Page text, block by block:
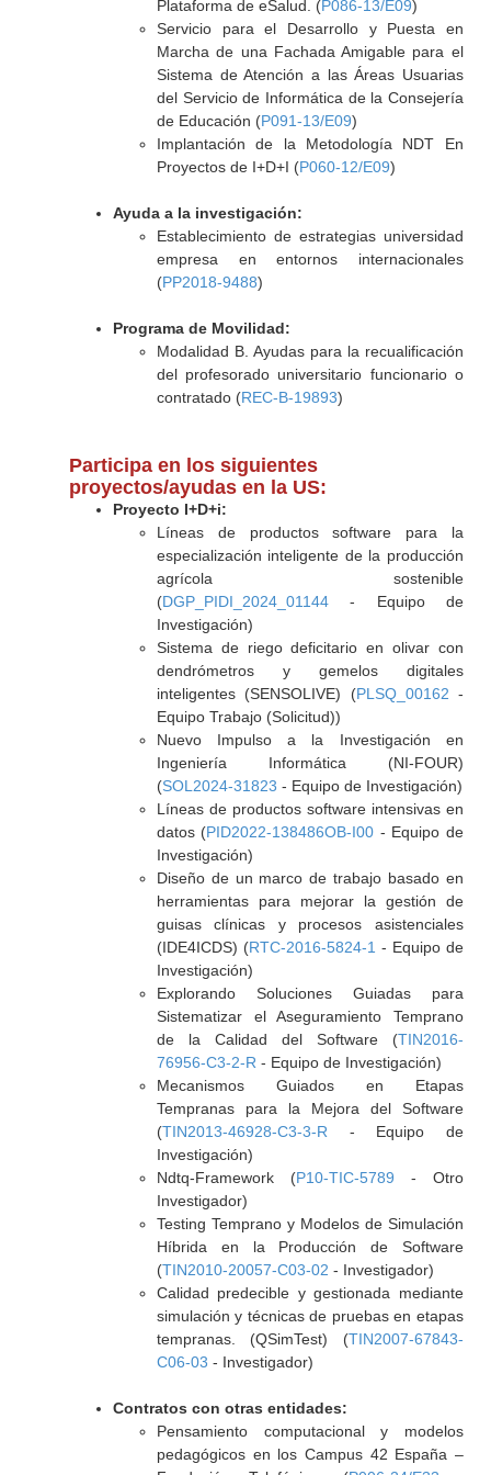
Plataforma de eSalud. (P086-13/E09)
Servicio para el Desarrollo y Puesta en
Marcha de una Fachada Amigable para el
Sistema de Atención a las Áreas Usuarias
del Servicio de Informática de la Consejería
de Educación (P091-13/E09)
Implantación de la Metodología NDT En
Proyectos de I+D+I (P060-12/E09)
Ayuda a la investigación:
Establecimiento de estrategias universidad
empresa en entornos internacionales
(PP2018-9488)
Programa de Movilidad:
Modalidad B. Ayudas para la recualificación
del profesorado universitario funcionario o
contratado (REC-B-19893)
Participa en los siguientes
proyectos/ayudas en la US:
Proyecto I+D+i:
Líneas de productos software para la
especialización inteligente de la producción
agrícola sostenible
(DGP_PIDI_2024_01144- Equipo de
Investigación)
Sistema de riego deficitario en olivar con
dendrómetros y gemelos digitales
inteligentes (SENSOLIVE) (PLSQ_00162 -
Equipo Trabajo (Solicitud))
Nuevo Impulso a la Investigación en
Ingeniería Informática (NI-FOUR)
(SOL2024-31823 - Equipo de Investigación)
Líneas de productos software intensivas en
datos (PID2022-138486OB-I00 - Equipo de
Investigación)
Diseño de un marco de trabajo basado en
herramientas para mejorar la gestión de
guisas clínicas y procesos asistenciales
(IDE4ICDS) (RTC-2016-5824-1 - Equipo de
Investigación)
Explorando Soluciones Guiadas para
Sistematizar el Aseguramiento Temprano
de la Calidad del Software (TIN2016-
76956-C3-2-R - Equipo de Investigación)
Mecanismos Guiados en Etapas
Tempranas para la Mejora del Software
(TIN2013-46928-C3-3-R - Equipo de
Investigación)
Ndtq-Framework (P10-TIC-5789 - Otro
Investigador)
Testing Temprano y Modelos de Simulación
Híbrida en la Producción de Software
(TIN2010-20057-C03-02 - Investigador)
Calidad predecible y gestionada mediante
simulación y técnicas de pruebas en etapas
tempranas. (QSimTest) (TIN2007-67843-
C06-03 - Investigador)
Contratos con otras entidades:
Pensamiento computacional y modelos
pedagógicos en los Campus 42 España –